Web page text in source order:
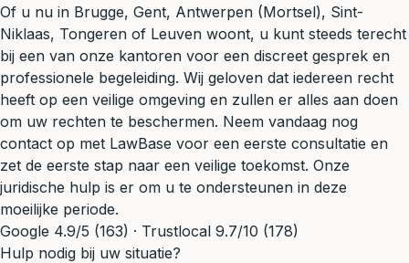
Of u nu in Brugge, Gent, Antwerpen (Mortsel), Sint-
Niklaas, Tongeren of Leuven woont, u kunt steeds terecht
bij een van onze kantoren voor een discreet gesprek en
professionele begeleiding. Wij geloven dat iedereen recht
heeft op een veilige omgeving en zullen er alles aan doen
om uw rechten te beschermen. Neem vandaag nog
contact op met LawBase voor een eerste consultatie en
zet de eerste stap naar een veilige toekomst. Onze
juridische hulp is er om u te ondersteunen in deze
moeilijke periode.
Google 4.9/5 (163) · Trustlocal 9.7/10 (178)
Hulp nodig bij uw situatie?